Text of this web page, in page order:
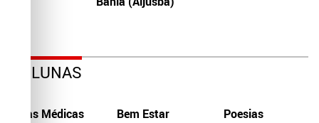
COLUNAS
Dicas Médicas Bem Estar Poesias